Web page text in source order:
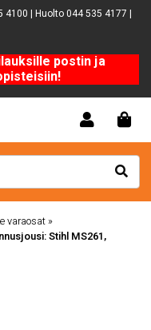
| Huolto 044 535 4177 |
postin ja
varaosat »
Stihl MS261,